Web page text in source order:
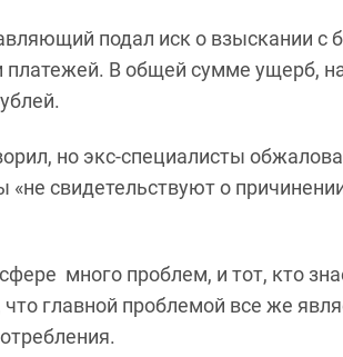
подал иск о взыскании с
В общей сумме ущерб,
но экс-специалисты
«не свидетельствуют о
много проблем, и тот, кто
главной проблемой все же